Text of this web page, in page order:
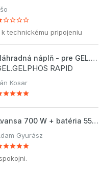
technickému pripojeniu
Náhradná náplň - pre GEL.DOSAPHOS 250 - 8x náplň
RAPID
Kosar
Avansa 700 W + batéria 55Ah
Gyurász